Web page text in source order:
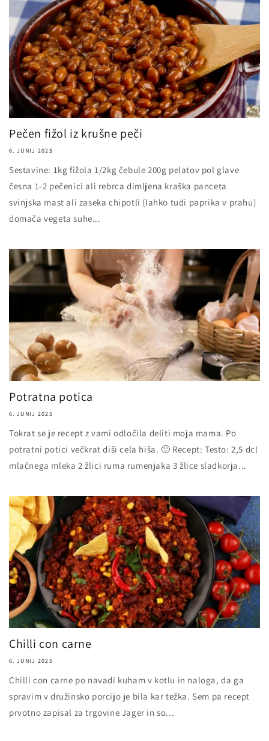
Pečen fižol iz krušne peči
6. JUNIJ 2025
Sestavine: 1kg fižola 1/2kg čebule 200g pelatov pol glave
česna 1-2 pečenici ali rebrca dimljena kraška panceta
svinjska mast ali zaseka chipotli (lahko tudi paprika v prahu)
domača vegeta suhe...
Potratna potica
6. JUNIJ 2025
Tokrat se je recept z vami odločila deliti moja mama. Po
potratni potici večkrat diši cela hiša. 🙂 Recept: Testo: 2,5 dcl
mlačnega mleka 2 žlici ruma rumenjaka 3 žlice sladkorja...
Chilli con carne
6. JUNIJ 2025
Chilli con carne po navadi kuham v kotlu in naloga, da ga
spravim v družinsko porcijo je bila kar težka. Sem pa recept
prvotno zapisal za trgovine Jager in so...